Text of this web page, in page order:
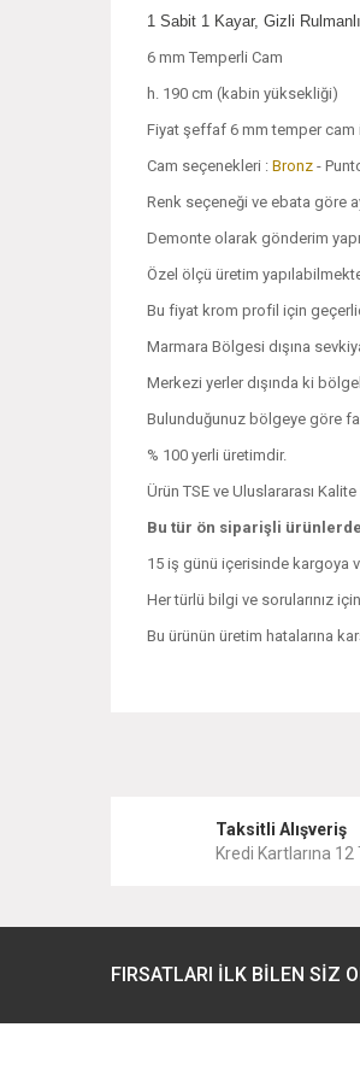
1 Sabit 1 Kayar, Gizli
6 mm Temperli Cam
h. 190 cm (kabin yüksekliği)
Fiyat şeffaf 6 mm temper cam
Cam seçenekleri : Bronz -
Renk seçeneği ve ebata göre
Demonte olarak gönderim
Özel ölçü üretim
Bu fiyat krom profil için
Marmara Bölgesi dışına
Merkezi yerler dışında ki
Bulunduğunuz bölgeye göre
% 100 yerli üretimdir.
Ürün TSE ve Uluslararası
Bu tür ön siparişli
15 iş günü içerisinde kargoya
Her türlü bilgi ve sorularınız
Bu ürünün üretim hatalarına
Ürün resmi kalitesiz,
Ürün fiyatı diğer
Taksitli Alışveriş
Kredi Kartlarına 12
FIRSATLARI İLK BİLEN SİZ